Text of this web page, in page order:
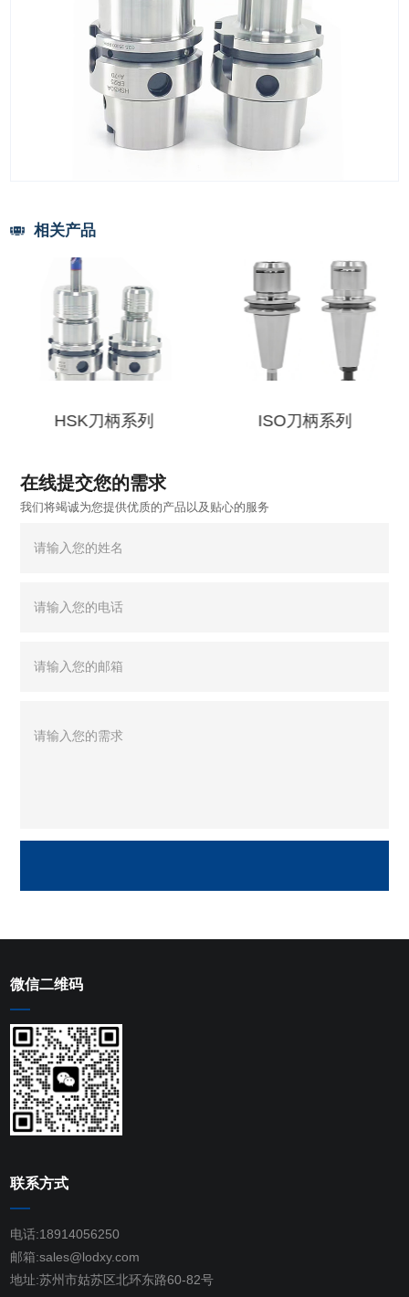
相关产品
HSK刀柄系列 ISO刀柄系列
在线提交您的需求
我们将竭诚为您提供优质的产品以及贴心的服务
微信二维码
联系方式
电话:18914056250
邮箱:sales@lodxy.com
地址:苏州市姑苏区北环东路60-82号